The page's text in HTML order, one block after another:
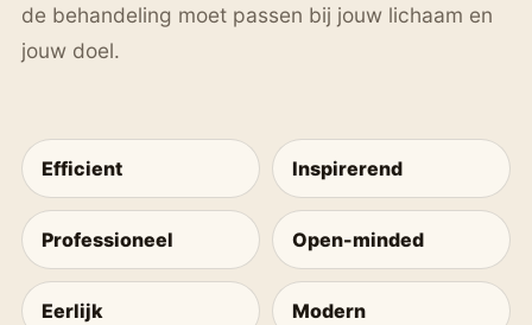
de behandeling moet passen bij jouw lichaam en
jouw doel.
Efficient Inspirerend
Professioneel Open-minded
Eerlijk Modern